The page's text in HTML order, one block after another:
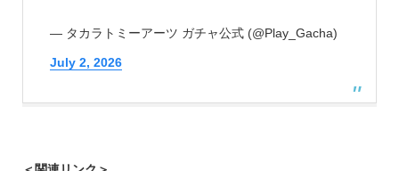
— タカラトミーアーツ ガチャ公式 (@Play_Gacha)
July 2, 2026